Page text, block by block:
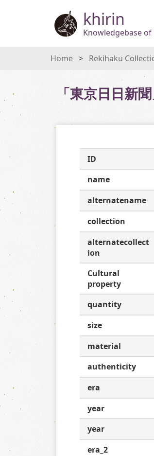
khirin
Knowledgebase
Home Rekihaku
「東京日日新
ID
name
alternatename
collection
alternatecollect
ion
Cultural
property
quantity
size
material
authenticity
era
year
year
era_2